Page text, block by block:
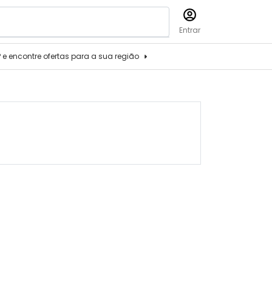
Entrar
e encontre ofertas para a sua região